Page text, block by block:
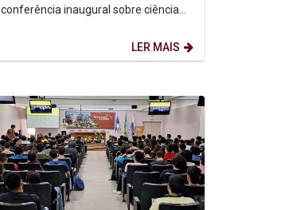
conferência inaugural sobre ciência
LER MAIS